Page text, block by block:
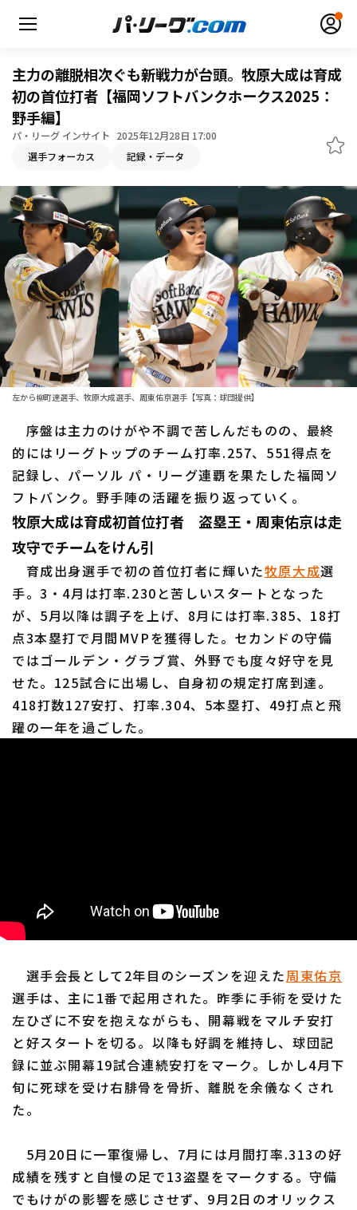
無料アカウント登録
動画
日程・結果
順位表･成績
1軍公式戦
ファーム東地区
ファーム中地区
ファーム西地区
交流戦
選手名鑑
選手名鑑トップ
東北楽天ゴールデンイーグルス
埼玉西武ライオンズ
千葉ロッテマリーンズ
オリックス・バファローズ
ニュース
設定
主力の離脱相次ぐも新戦力が台頭。牧原大成は育成
初の首位打者【福岡ソフトバンクホークス2025：
野手編】
パ・リーグ インサイト 2025年12月28日 17:00
選手フォーカス 記録・データ
左から柳町達選手、牧原大成選手、周東佑京選手【写真：球団提供】
序盤は主力のけがや不調で苦しんだものの、最終
的にはリーグトップのチーム打率.257、551得点を
記録し、パーソル パ・リーグ連覇を果たした福岡ソ
フトバンク。野手陣の活躍を振り返っていく。
牧原大成は育成初首位打者 盗塁王・周東佑京は走
攻守でチームをけん引
育成出身選手で初の首位打者に輝いた牧原大成選
手。3・4月は打率.230と苦しいスタートとなった
が、5月以降は調子を上げ、8月には打率.385、18打
点3本塁打で月間MVPを獲得した。セカンドの守備
ではゴールデン・グラブ賞、外野でも度々好守を見
せた。125試合に出場し、自身初の規定打席到達。
418打数127安打、打率.304、5本塁打、49打点と飛
躍の一年を過ごした。
選手会長として2年目のシーズンを迎えた周東佑京
選手は、主に1番で起用された。昨季に手術を受けた
左ひざに不安を抱えながらも、開幕戦をマルチ安打
と好スタートを切る。以降も好調を維持し、球団記
録に並ぶ開幕19試合連続安打をマーク。しかし4月下
旬に死球を受け右腓骨を骨折、離脱を余儀なくされ
た。
5月20日に一軍復帰し、7月には月間打率.313の好
成績を残すと自慢の足で13盗塁をマークする。守備
でもけがの影響を感じさせず、9月2日のオリックス